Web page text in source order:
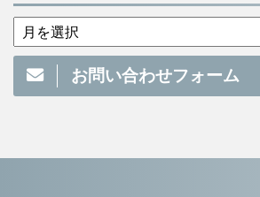
お問い合わせフォーム